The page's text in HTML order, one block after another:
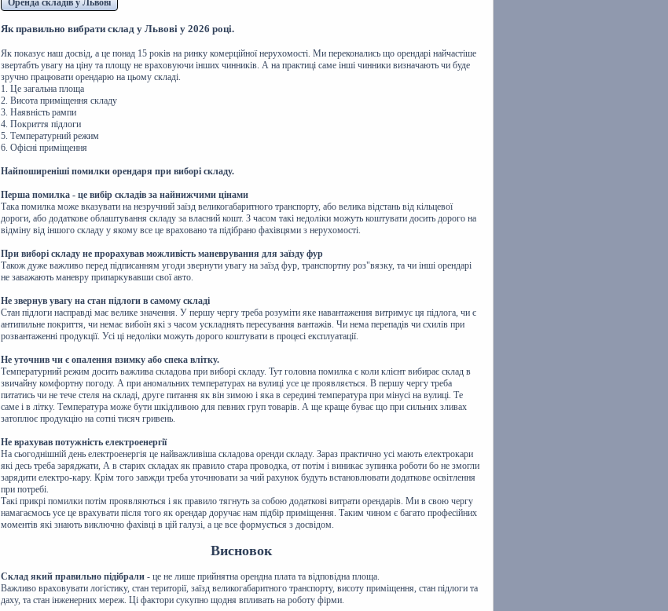
Оренда складів у Львові
Як правильно вибрати склад у Львові у 2026 році.
Як показує наш досвід, а це понад 15 років на ринку комерційної нерухомості. Ми переконались що орендарі найчастіше
звертабть увагу на ціну та площу не враховуючи інших чинників. А на практиці саме інші чинники визначають чи буде
зручно працювати орендарю на цьому складі.
1. Це загальна площа
2. Висота приміщення складу
3. Наявність рампи
4. Покриття підлоги
5. Температурний режим
6. Офісні приміщення
Найпоширеніші помилки орендаря при виборі складу.
Перша помилка - це вибір складів за найнижчими цінами
Така помилка може вказувати на незручний заїзд великогабаритного транспорту, або велика відстань від кільцевої
дороги, або додаткове облаштування складу за власний кошт. З часом такі недоліки можуть коштувати досить дорого на
відміну від іншого складу у якому все це враховано та підібрано фахівцями з нерухомості.
При виборі складу не прорахував можливість маневрування для заїзду фур
Також дуже важливо перед підписанням угоди звернути увагу на заїзд фур, транспортну роз"вязку, та чи інші орендарі
не заважають маневру припаркувавши свої авто.
Не звернув увагу на стан підлоги в самому складі
Стан підлоги насправді має велике значення. У першу чергу треба розуміти яке навантаження витримує ця підлога, чи є
антипильне покриття, чи немає вибоїн які з часом ускладнять пересування вантажів. Чи нема перепадів чи схилів при
розвантаженні продукції. Усі ці недоліки можуть дорого коштувати в процесі експлуатації.
Не уточнив чи є опалення взимку або спека влітку.
Температурний режим досить важлива складова при виборі складу. Тут головна помилка є коли клієнт вибирає склад в
звичайну комфортну погоду. А при аномальних температурах на вулиці усе це проявляється. В першу чергу треба
питатись чи не тече стеля на складі, друге питання як він зимою і яка в середині температура при мінусі на вулиці. Те
саме і в літку. Температура може бути шкідливою для певних груп товарів. А ще краще буває що при сильних зливах
затоплює продукцію на сотні тисяч гривень.
Не врахував потужність електроенергії
На сьогоднішній день електроенергія це найважливіша складова оренди складу. Зараз практично усі мають електрокари
які десь треба заряджати, А в старих складах як правило стара проводка, от потім і виникає зупинка роботи бо не змогли
зарядити електро-кару. Крім того завжди треба уточнювати за чий рахунок будуть встановлювати додаткове освітлення
при потребі.
Такі прикрі помилки потім проявляються і як правило тягнуть за собою додаткові витрати орендарів. Ми в свою чергу
намагаємось усе це врахувати після того як орендар доручає нам підбір приміщення. Таким чином є багато професійних
моментів які знають виключно фахівці в цій галузі, а це все формується з досвідом.
Висновок
Склад який правильно підібрали - це не лише прийнятна орендна плата та відповідна площа.
Важливо враховувати логістику, стан території, заїзд великогабаритного транспорту, висоту приміщення, стан підлоги та
даху, та стан інженерних мереж. Ці фактори сукупно щодня впливать на роботу фірми.